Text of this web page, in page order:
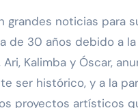
de 30 años debido a
Ari, Kalimba y Óscar,
ser histórico, y a la
proyectos artísticos